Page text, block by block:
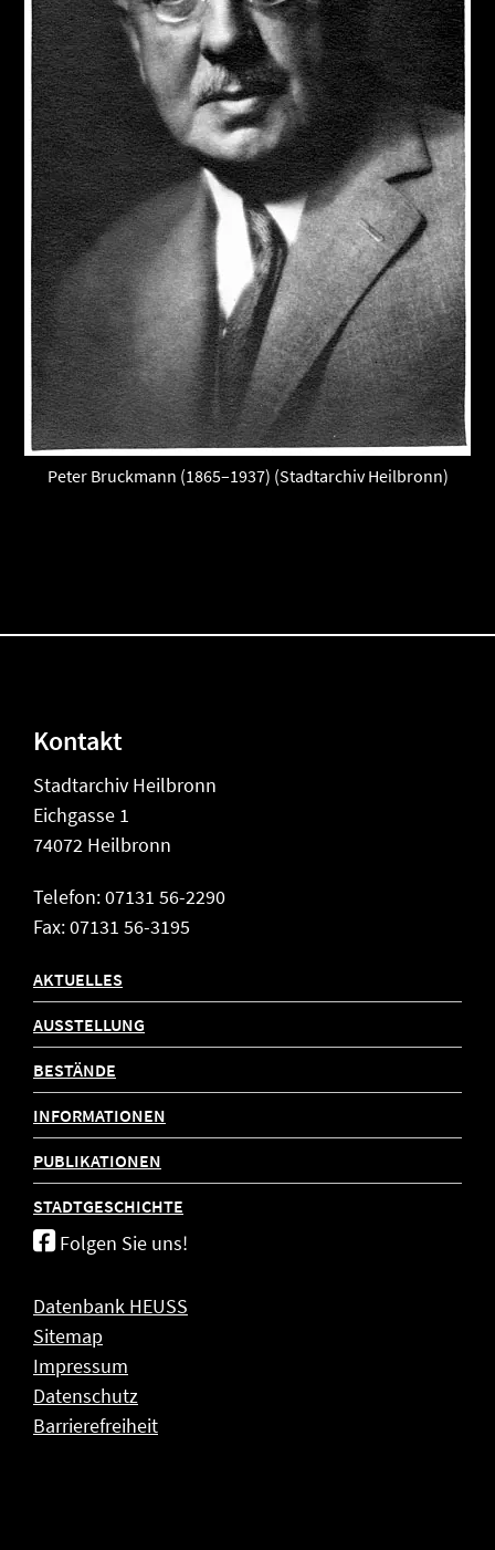
Peter Bruckmann (1865–1937) (Stadtarchiv Heilbronn)
Kontakt
Stadtarchiv Heilbronn
Eichgasse 1
74072 Heilbronn
Telefon: 07131 56-2290
Fax: 07131 56-3195
AKTUELLES
AUSSTELLUNG
BESTÄNDE
INFORMATIONEN
PUBLIKATIONEN
STADTGESCHICHTE
Folgen Sie uns!
Datenbank HEUSS
Sitemap
Impressum
Datenschutz
Barrierefreiheit